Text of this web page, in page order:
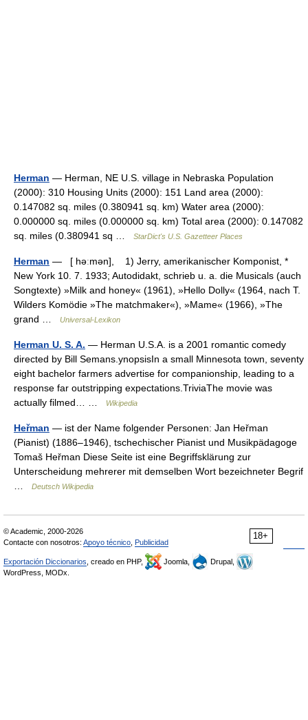
Herman — Herman, NE U.S. village in Nebraska Population
(2000): 310 Housing Units (2000): 151 Land area (2000):
0.147082 sq. miles (0.380941 sq. km) Water area (2000):
0.000000 sq. miles (0.000000 sq. km) Total area (2000): 0.147082
sq. miles (0.380941 sq …
StarDict's U.S. Gazetteer Places
Herman — [ həːmən], 1) Jerry, amerikanischer Komponist, *
New York 10. 7. 1933; Autodidakt, schrieb u. a. die Musicals (auch
Songtexte) »Milk and honey« (1961), »Hello Dolly« (1964, nach T.
Wilders Komödie »The matchmaker«), »Mame« (1966), »The
grand …
Universal-Lexikon
Herman U. S. A. — Herman U.S.A. is a 2001 romantic comedy
directed by Bill Semans.ynopsisIn a small Minnesota town, seventy
eight bachelor farmers advertise for companionship, leading to a
response far outstripping expectations.TriviaThe movie was
actually filmed… …
Wikipedia
Heřman — ist der Name folgender Personen: Jan Heřman
(Pianist) (1886–1946), tschechischer Pianist und Musikpädagoge
Tomaš Heřman Diese Seite ist eine Begriffsklärung zur
Unterscheidung mehrerer mit demselben Wort bezeichneter Begrif
Deutsch Wikipedia
18+
© Academic, 2000-2026
Contacte con nosotros: Apoyo técnico Publicidad
Exportación Diccionarios , creado en PHP, Joomla,
Drupal,
WordPress, MODx.